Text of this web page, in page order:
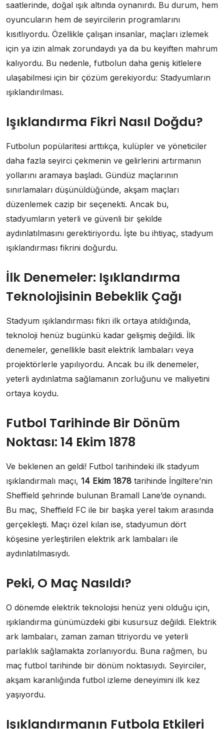
saatlerinde, doğal ışık altında oynanırdı. Bu durum, hem
oyuncuların hem de seyircilerin programlarını
kısıtlıyordu. Özellikle çalışan insanlar, maçları izlemek
için ya izin almak zorundaydı ya da bu keyiften mahrum
kalıyordu. Bu nedenle, futbolun daha geniş kitlelere
ulaşabilmesi için bir çözüm gerekiyordu: Stadyumların
ışıklandırılması.
Işıklandırma Fikri Nasıl Doğdu?
Futbolun popülaritesi arttıkça, kulüpler ve yöneticiler
daha fazla seyirci çekmenin ve gelirlerini artırmanın
yollarını aramaya başladı. Gündüz maçlarının
sınırlamaları düşünüldüğünde, akşam maçları
düzenlemek cazip bir seçenekti. Ancak bu,
stadyumların yeterli ve güvenli bir şekilde
aydınlatılmasını gerektiriyordu. İşte bu ihtiyaç, stadyum
ışıklandırması fikrini doğurdu.
İlk Denemeler: Işıklandırma
Teknolojisinin Bebeklik Çağı
Stadyum ışıklandırması fikri ilk ortaya atıldığında,
teknoloji henüz bugünkü kadar gelişmiş değildi. İlk
denemeler, genellikle basit elektrik lambaları veya
projektörlerle yapılıyordu. Ancak bu ilk denemeler,
yeterli aydınlatma sağlamanın zorluğunu ve maliyetini
ortaya koydu.
Futbol Tarihinde Bir Dönüm
Noktası: 14 Ekim 1878
Ve beklenen an geldi! Futbol tarihindeki ilk stadyum
ışıklandırmalı maçı, 14 Ekim 1878 tarihinde İngiltere’nin
Sheffield şehrinde bulunan Bramall Lane’de oynandı.
Bu maç, Sheffield FC ile bir başka yerel takım arasında
gerçekleşti. Maçı özel kılan ise, stadyumun dört
köşesine yerleştirilen elektrik ark lambaları ile
aydınlatılmasıydı.
Peki, O Maç Nasıldı?
O dönemde elektrik teknolojisi henüz yeni olduğu için,
ışıklandırma günümüzdeki gibi kusursuz değildi. Elektrik
ark lambaları, zaman zaman titriyordu ve yeterli
parlaklık sağlamakta zorlanıyordu. Buna rağmen, bu
maç futbol tarihinde bir dönüm noktasıydı. Seyirciler,
akşam karanlığında futbol izleme deneyimini ilk kez
yaşıyordu.
Işıklandırmanın Futbola Etkileri